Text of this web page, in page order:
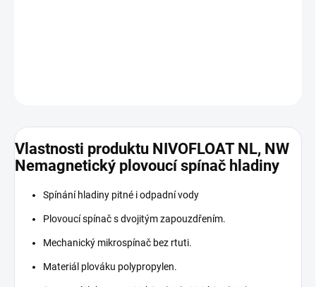
Vlastnosti produktu NIVOFLOAT NL, NW
Nemagnetický plovoucí spínač hladiny
Spínání hladiny pitné i odpadní vody
Plovoucí spínač s dvojitým zapouzdřením.
Mechanický mikrospínač bez rtuti.
Materiál plováku polypropylen.